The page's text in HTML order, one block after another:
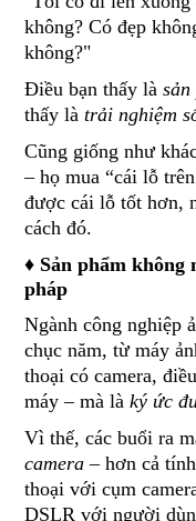
không? Có đẹp
không?"
Điều bạn thấy là
thấy làtrải nghiệm
Cũng giống như
– họ mua “cái lỗ
được cái lỗ tốt hơn,
cách đó.
♦ Sản phẩm không
pháp
Ngành công nghiệp
chục năm, từ máy
thoại có camera,
máy – mà làký ức
Vì thế, các buổi ra
camera – hơn cả
thoại với cụm
DSLR với người